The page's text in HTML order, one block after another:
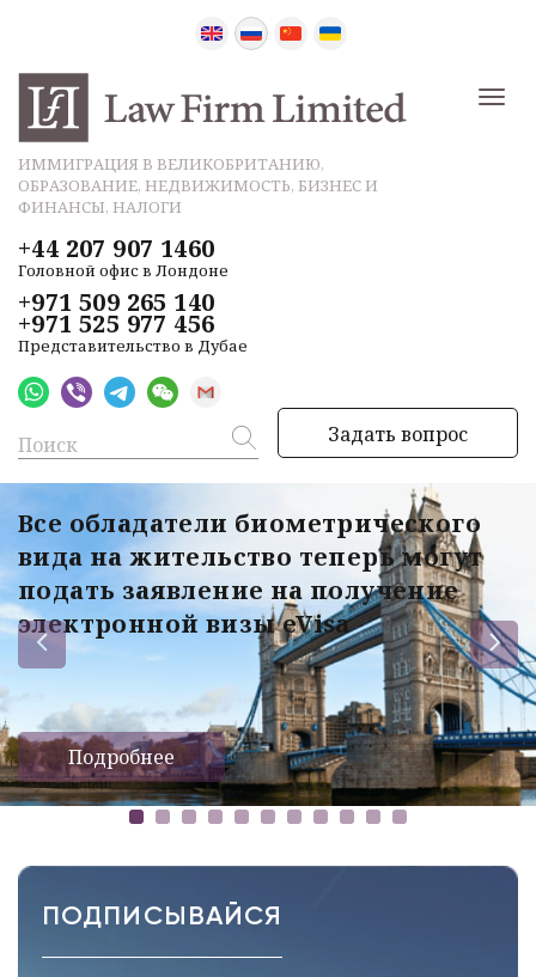
ИММИГРАЦИЯ В ВЕЛИКОБРИТАНИЮ,
ОБРАЗОВАНИЕ, НЕДВИЖИМОСТЬ, БИЗНЕС И
ФИНАНСЫ, НАЛОГИ
+44 207 907 1460
Головной офис в Лондоне
+971 509 265 140
+971 525 977 456
Представительство в Дубае
Задать вопрос
Все обладатели биометрического
вида на жительство теперь могут
подать заявление на получение
электронной визы eVisa
Подробнее
ПОДПИСЫВАЙСЯ